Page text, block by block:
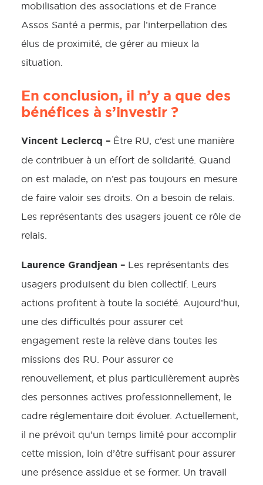
mobilisation des associations et de France
Assos Santé a permis, par l’interpellation des
élus de proximité, de gérer au mieux la
situation.
En conclusion, il n’y a que des
bénéfices à s’investir ?
Vincent Leclercq – Être RU, c’est une manière
de contribuer à un effort de solidarité. Quand
on est malade, on n’est pas toujours en mesure
de faire valoir ses droits. On a besoin de relais.
Les représentants des usagers jouent ce rôle de
relais.
Laurence Grandjean – Les représentants des
usagers produisent du bien collectif. Leurs
actions profitent à toute la société. Aujourd’hui,
une des difficultés pour assurer cet
engagement reste la relève dans toutes les
missions des RU. Pour assurer ce
renouvellement, et plus particulièrement auprès
des personnes actives professionnellement, le
cadre réglementaire doit évoluer. Actuellement,
il ne prévoit qu’un temps limité pour accomplir
cette mission, loin d’être suffisant pour assurer
une présence assidue et se former. Un travail